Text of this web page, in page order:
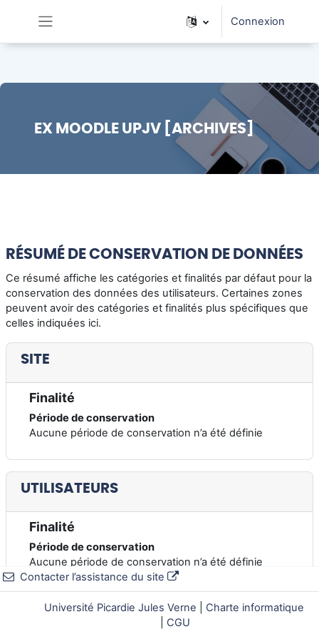
Connexion
EX MOODLE UPJV [ARCHIVES]
RÉSUMÉ DE CONSERVATION DE DONNÉES
Ce résumé affiche les catégories et finalités par défaut pour la
conservation des données des utilisateurs. Certaines zones
peuvent avoir des catégories et finalités plus spécifiques que
celles indiquées ici.
SITE
Finalité
Période de conservation
Aucune période de conservation n’a été définie
UTILISATEURS
Finalité
Période de conservation
Aucune période de conservation n’a été définie
CATÉGORIES DE COURS
Contacter l’assistance du site
Université Picardie Jules Verne
Charte informatique
CGU